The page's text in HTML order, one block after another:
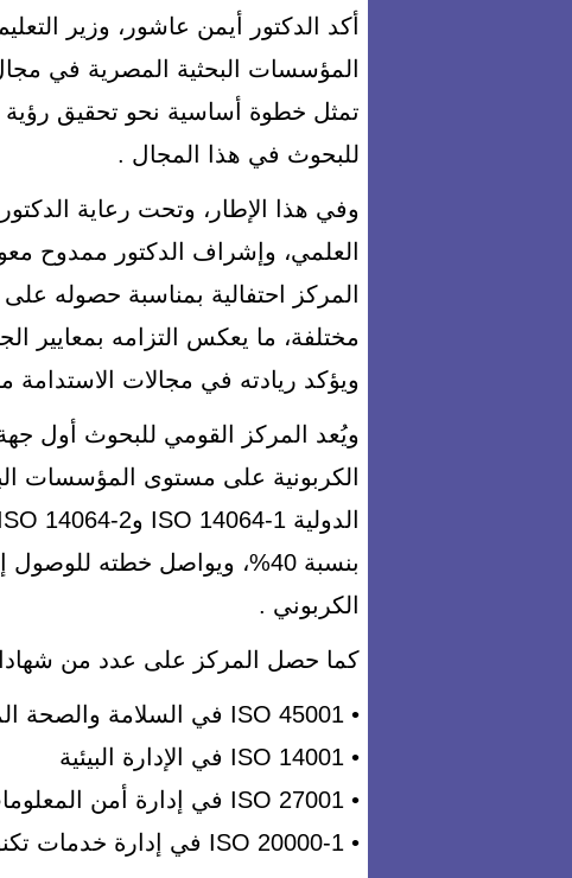
أكد الدكتور أيمن عاشور، وزير
المؤسسات البحثية المصرية في
للبحوث في هذا المجال .
وفي هذا الإطار، وتحت رعاية
العلمي، وإشراف الدكتور ممدوح
المركز احتفالية بمناسبة حصوله
مختلفة، ما يعكس التزامه بمعايير
ويؤكد ريادته في مجالات الاستدامة
ويُعد المركز القومي للبحوث أول
الكربونية على مستوى المؤسسات
الكربوني .
كما حصل المركز على عدد من
• ISO 45001 في السلامة والصحة المهنية
• ISO 14001 في الإدارة البيئية
• ISO 27001 في إدارة أمن المعلومات
• ISO 20000-1 في إدارة خدمات تكنولوجيا المعلومات .